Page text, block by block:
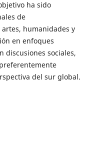
ha sido
de
humanidades y
en enfoques
discusiones sociales,
del sur global.